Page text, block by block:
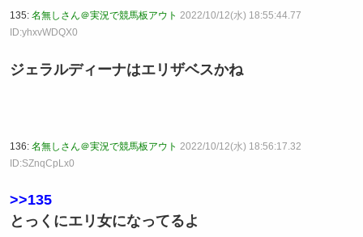
135: 名無しさん＠実況で競馬板アウト 2022/10/12(水) 18:55:44.77
ID:yhxvWDQX0
ジェラルディーナはエリザベスかね
136: 名無しさん＠実況で競馬板アウト 2022/10/12(水) 18:56:17.32
ID:SZnqCpLx0
>>135
とっくにエリ女になってるよ